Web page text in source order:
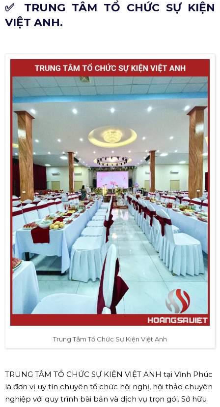
✅ TRUNG TÂM TỔ CHỨC SỰ KIỆN
VIỆT ANH.
Trung Tâm Tổ Chức Sự Kiện Việt Anh
TRUNG TÂM TỔ CHỨC SỰ KIỆN VIỆT ANH tại Vĩnh Phúc
là đơn vị uy tín chuyên tổ chức hội nghị, hội thảo chuyên
nghiệp với quy trình bài bản và dịch vụ trọn gói. Sở hữu